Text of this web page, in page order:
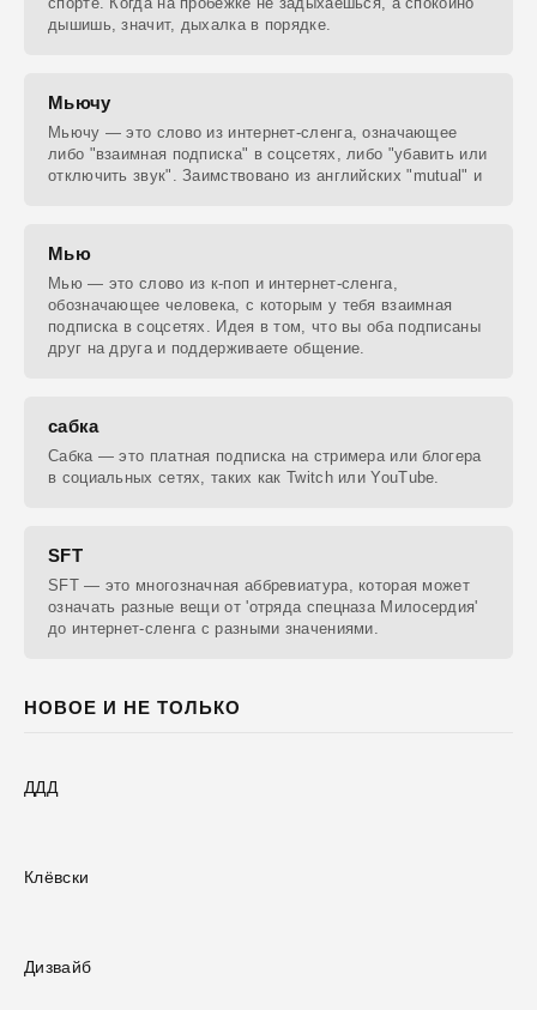
НОВОЕ И НЕ ТОЛЬКО
ДДД
Клёвски
Дизвайб
дышишь, значит, дыхалка в порядке.
Мьючу
Мьючу — это слово из интернет-сленга, означающее
либо "взаимная подписка" в соцсетях, либо "убавить или
отключить звук". Заимствовано из английских "mutual" и
Мью
Мью — это слово из к-поп и интернет-сленга,
обозначающее человека, с которым у тебя взаимная
подписка в соцсетях. Идея в том, что вы оба подписаны
друг на друга и поддерживаете общение.
сабка
Сабка — это платная подписка на стримера или блогера
в социальных сетях, таких как Twitch или YouTube.
SFT
SFT — это многозначная аббревиатура, которая может
означать разные вещи от 'отряда спецназа Милосердия'
до интернет-сленга с разными значениями.